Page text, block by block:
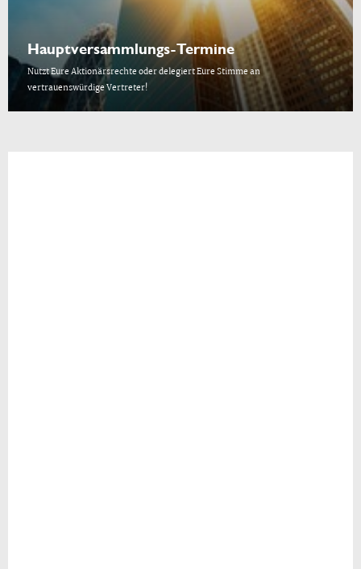
Hauptversammlungs-Termine
Nutzt Eure Aktionärsrechte oder delegiert Eure Stimme an
vertrauenswürdige Vertreter!